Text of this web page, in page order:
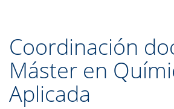
Coordinación
Máster en
Aplicada